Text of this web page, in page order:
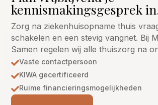
kennismakingsgesprek
Zorg na ziekenhuisopname thuis
schakelen en een stevig vangnet. Bij
Samen regelen wij alle thuiszorg na
Vaste contactpersoon
KIWA gecertificeerd
Ruime financieringsmogelijkheden